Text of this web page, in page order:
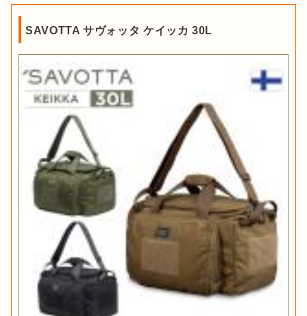
SAVOTTA サヴォッタ ケイッカ 30L